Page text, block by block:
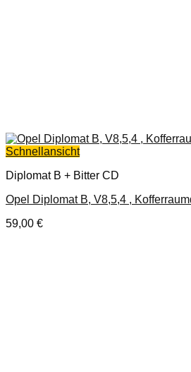
Schnellansicht
Diplomat B + Bitter CD
Opel Diplomat B, V8,5,4 ,
59,00 €